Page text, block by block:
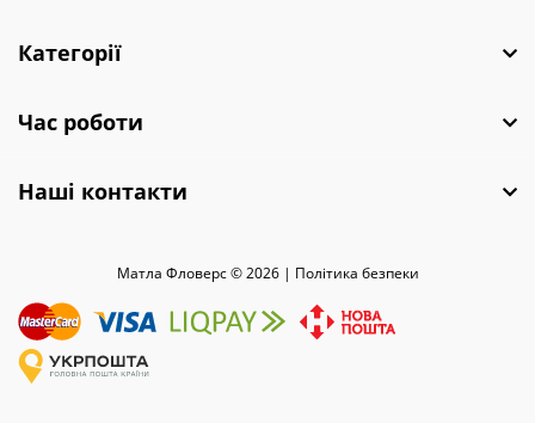
Категорії
Час роботи
Наші контакти
Матла Фловерс © 2026 | Полiтика безпеки